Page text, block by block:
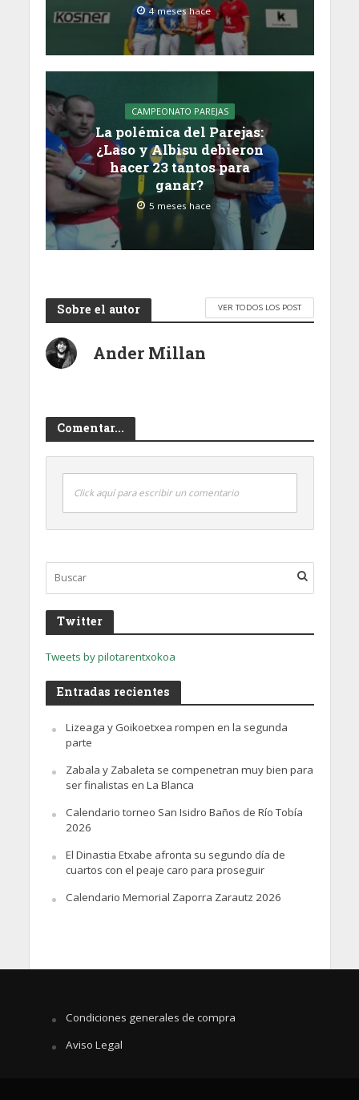
4 meses hace
CAMPEONATO PAREJAS
La polémica del Parejas:
¿Laso y Albisu debieron
hacer 23 tantos para
ganar?
5 meses hace
Sobre el autor VER TODOS LOS POST
Ander Millan
Comentar...
Click aquí para escribir un comentario
Twitter
Tweets by pilotarentxokoa
Entradas recientes
Lizeaga y Goikoetxea rompen en la segunda
parte
Zabala y Zabaleta se compenetran muy bien para
ser finalistas en La Blanca
Calendario torneo San Isidro Baños de Río Tobía
2026
El Dinastia Etxabe afronta su segundo día de
cuartos con el peaje caro para proseguir
Calendario Memorial Zaporra Zarautz 2026
Condiciones generales de compra
Aviso Legal